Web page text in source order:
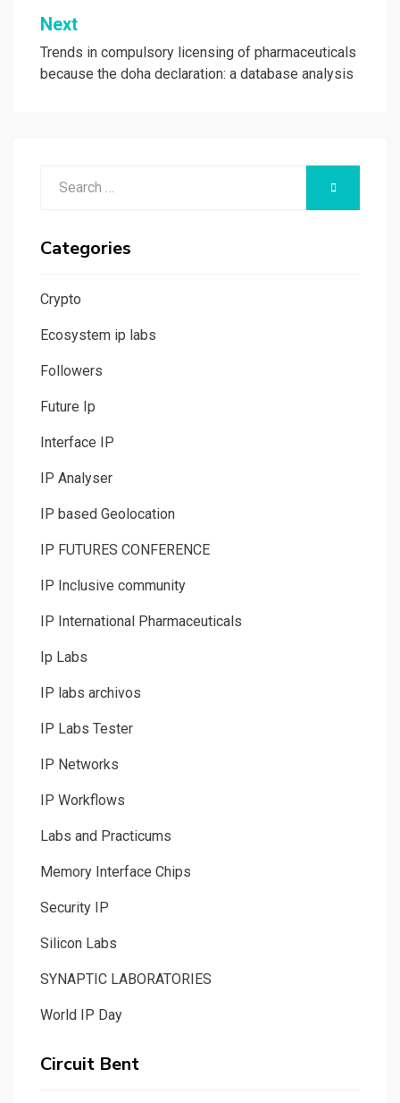
Next
Trends in compulsory licensing of pharmaceuticals
because the doha declaration: a database analysis
SEARCH
Categories
Crypto
Ecosystem ip labs
Followers
Future Ip
Interface IP
IP Analyser
IP based Geolocation
IP FUTURES CONFERENCE
IP Inclusive community
IP International Pharmaceuticals
Ip Labs
IP labs archivos
IP Labs Tester
IP Networks
IP Workflows
Labs and Practicums
Memory Interface Chips
Security IP
Silicon Labs
SYNAPTIC LABORATORIES
World IP Day
Circuit Bent